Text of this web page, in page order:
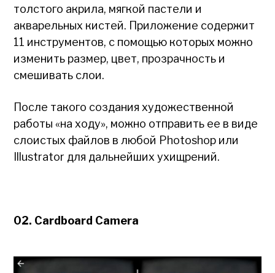
толстого акрила, мягкой пастели и
акварельных кистей. Приложение содержит
11 инструментов, с помощью которых можно
изменить размер, цвет, прозрачность и
смешивать слои.
После такого создания художественной
работы «на ходу», можно отправить ее в виде
слоистых файлов в любой Photoshop или
Illustrator для дальнейших ухищрений.
02. Cardboard Camera